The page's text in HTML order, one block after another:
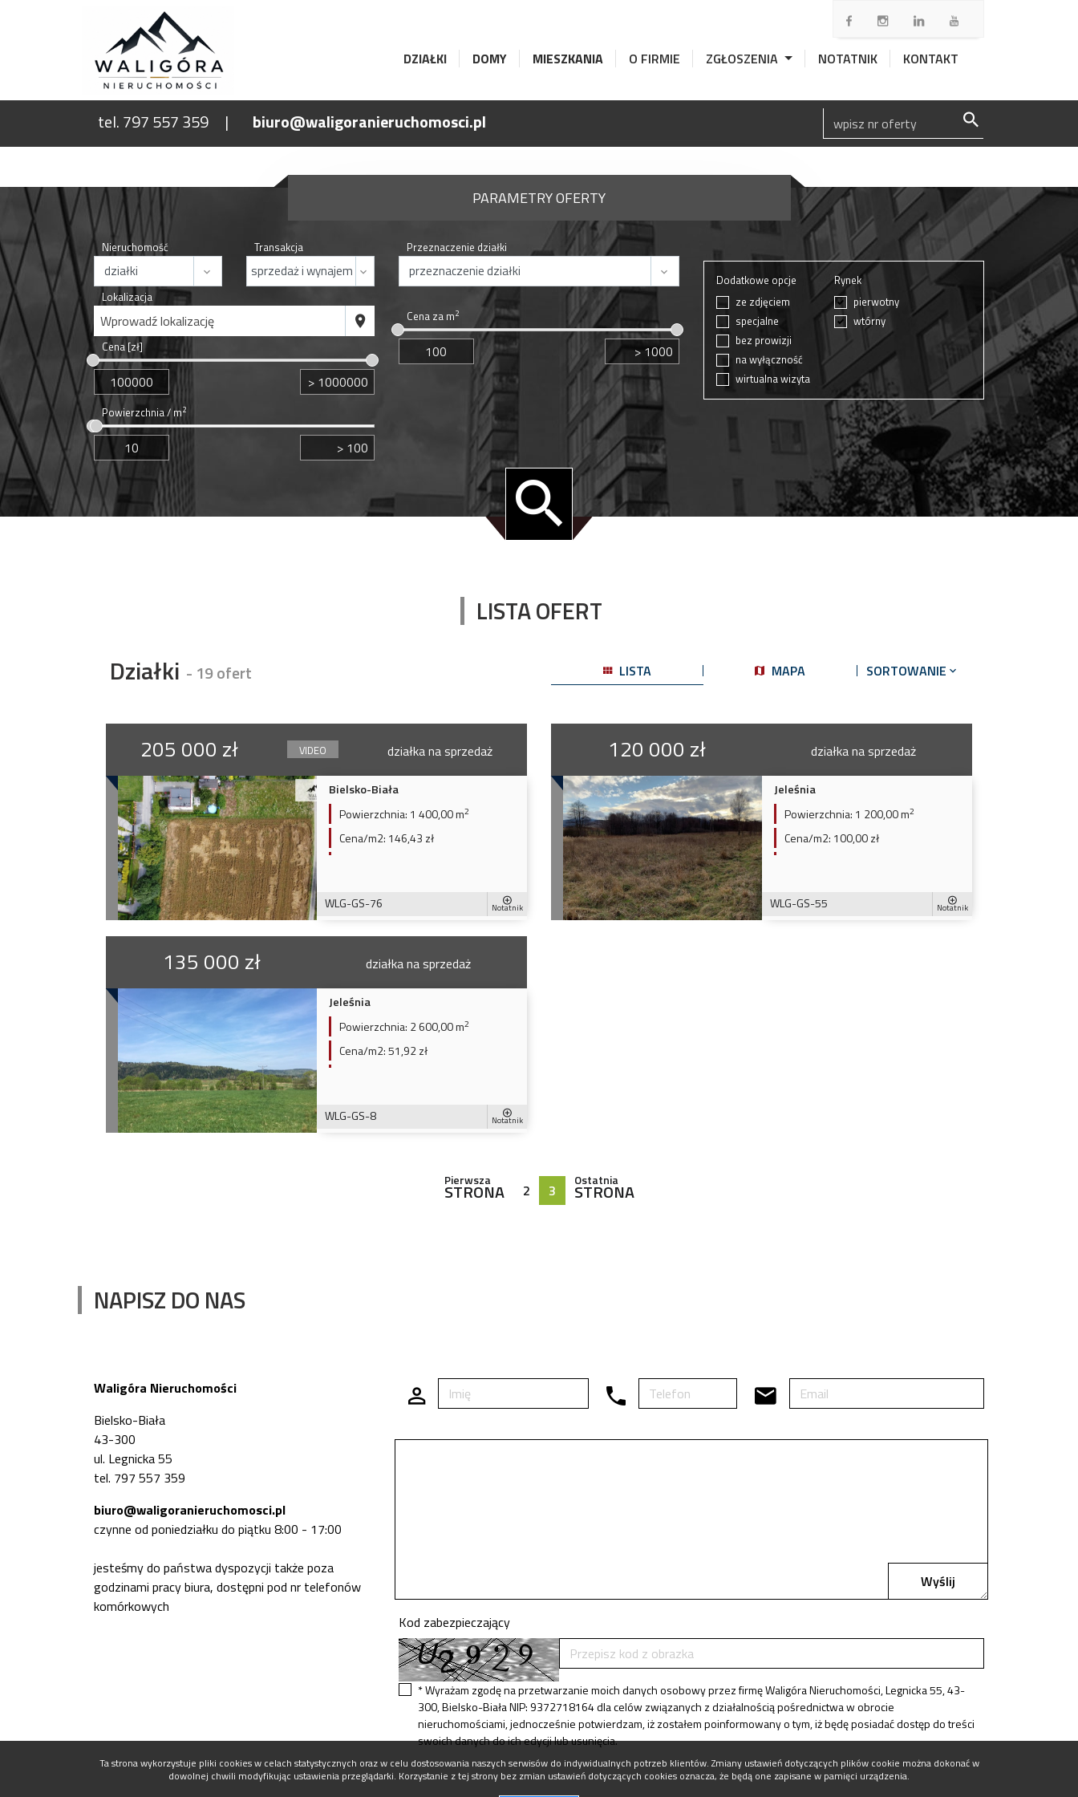
DZIAŁKI DOMY MIESZKANIA O FIRMIE ZGŁOSZENIA NOTATNIK KONTAKT
tel. 797 557 359 biuro@waligoranieruchomosci.pl
PARAMETRY OFERTY
Nieruchomość Transakcja
Lokalizacja
Wprowadź lokalizację
Cena [zł]
Powierzchnia / m2
Przeznaczenie działki
Cena za m2
Dodatkowe opcje
ze zdjęciem
specjalne
bez prowizji
na wyłączność
wirtualna wizyta
Rynek
pierwotny
wtórny
LISTA OFERT
Działki - 19 ofert LISTA MAPA SORTOWANIE
205 000 zł VIDEO działka na sprzedaż
Bielsko-Biała
Powierzchnia: 1 400,00 m2
Cena/m2: 146,43 zł
WLG-GS-76 Notatnik
120 000 zł działka na sprzedaż
Jeleśnia
Powierzchnia: 1 200,00 m2
Cena/m2: 100,00 zł
WLG-GS-55 Notatnik
135 000 zł działka na sprzedaż
Jeleśnia
Powierzchnia: 2 600,00 m2
Cena/m2:51,92 zł
WLG-GS-8 Notatnik
Pierwsza
STRONA 2 3
Ostatnia
STRONA
NAPISZ DO NAS
Waligóra Nieruchomości
Bielsko-Biała
43-300
ul. Legnicka 55
tel. 797 557 359
biuro@waligoranieruchomosci.pl
czynne od poniedziałku do piątku 8:00 - 17:00
jesteśmy do państwa dyspozycji także poza
godzinami pracy biura, dostępni pod nr telefonów
komórkowych
Wyślij
Kod zabezpieczający
* Wyrażam zgodę na przetwarzanie moich danych osobowy przez firmę Waligóra Nieruchomości, Legnicka 55, 43-
300, Bielsko-Biała NIP: 9372718164 dla celów związanych z działalnością pośrednictwa w obrocie
nieruchomościami, jednocześnie potwierdzam, iż zostałem poinformowany o tym, iż będę posiadać dostęp do treści
swoich danych do ich edycji lub usunięcia.
Ta strona wykorzystuje pliki cookies w celach statystycznych oraz w celu dostosowania naszych serwisów do indywidualnych potrzeb klientów. Zmiany ustawień dotyczących plików cookie można dokonać w
dowolnej chwili modyfikując ustawienia przeglądarki. Korzystanie z tej strony bez zmian ustawień dotyczących cookies oznacza, że będą one zapisane w pamięci urządzenia.